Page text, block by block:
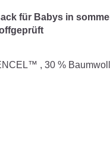
für Babys in
, 30 %